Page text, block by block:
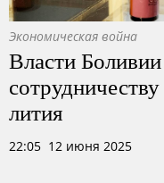
Экономическая война
Власти
лития
22:05 12 июня 2025